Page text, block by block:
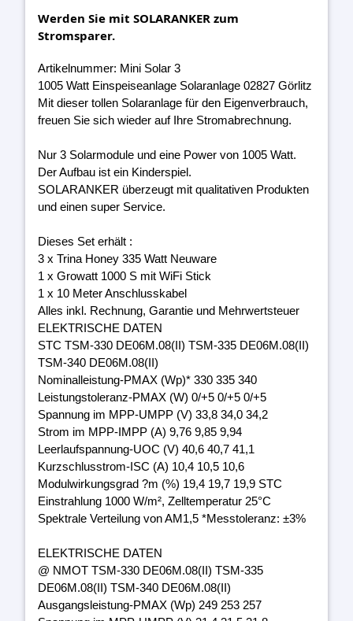
Werden Sie mit SOLARANKER zum
Stromsparer.
Artikelnummer: Mini Solar 3
1005 Watt Einspeiseanlage Solaranlage 02827 Görlitz
Mit dieser tollen Solaranlage für den Eigenverbrauch,
freuen Sie sich wieder auf Ihre Stromabrechnung.
Nur 3 Solarmodule und eine Power von 1005 Watt.
Der Aufbau ist ein Kinderspiel.
SOLARANKER überzeugt mit qualitativen Produkten
und einen super Service.
Dieses Set erhält :
3 x Trina Honey 335 Watt Neuware
1 x Growatt 1000 S mit WiFi Stick
1 x 10 Meter Anschlusskabel
Alles inkl. Rechnung, Garantie und Mehrwertsteuer
ELEKTRISCHE DATEN
STC TSM-330 DE06M.08(II) TSM-335 DE06M.08(II)
TSM-340 DE06M.08(II)
Nominalleistung-PMAX (Wp)* 330 335 340
Leistungstoleranz-PMAX (W) 0/+5 0/+5 0/+5
Spannung im MPP-UMPP (V) 33,8 34,0 34,2
Strom im MPP-IMPP (A) 9,76 9,85 9,94
Leerlaufspannung-UOC (V) 40,6 40,7 41,1
Kurzschlusstrom-ISC (A) 10,4 10,5 10,6
Modulwirkungsgrad ?m (%) 19,4 19,7 19,9 STC
Einstrahlung 1000 W/m², Zelltemperatur 25°C
Spektrale Verteilung von AM1,5 *Messtoleranz: ±3%
ELEKTRISCHE DATEN
@ NMOT TSM-330 DE06M.08(II) TSM-335
DE06M.08(II) TSM-340 DE06M.08(II)
Ausgangsleistung-PMAX (Wp) 249 253 257